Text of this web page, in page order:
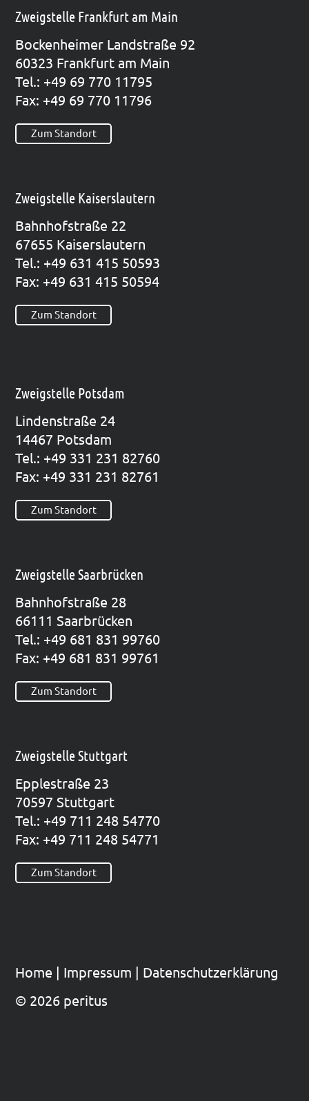
Zweigstelle Frankfurt am Main
Bocken­hei­mer Land­stra­ße 92
60323 Frank­furt am Main
Tel.: +49 69 770 11795
Fax: +49 69 770 11796
Zum Standort
Zweigstelle Kaiserslautern
Bahn­hof­stra­ße 22
67655 Kai­sers­lau­tern
Tel.: +49 631 415 50593
Fax: +49 631 415 50594
Zum Standort
Zweigstelle Potsdam
Lin­den­stra­ße 24
14467 Pots­dam
Tel.: +49 331 231 82760
Fax: +49 331 231 82761
Zum Standort
Zweigstelle Saarbrücken
Bahn­hof­stra­ße 28
66111 Saar­brü­cken
Tel.: +49 681 831 99760
Fax: +49 681 831 99761
Zum Standort
Zweigstelle Stuttgart
Epp­le­straße 23
70597 Stutt­gart
Tel.: +49 711 248 54770
Fax: +49 711 248 54771
Zum Standort
Home Impres­sum
Datenschutzerklärung
© 2026 peritus